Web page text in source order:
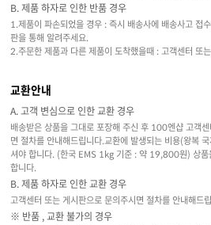
B. 제품 하자로 인한 반품 경우
1.제품이 파손되었을 경우 : 즉시 배송사에 배송사고 접
판을 통해 알려주세요.
2.주문한 제품과 다른 제품이 도착했을때 : 고객센터 또
교환안내
A. 고객 변심으로 인한 교환 경우
배송받은 상품을 그대로 포장해 주신 후 100엔샵 고객
면 절차를 안내해드립니다.교환에 발생되는 비용(왕복
셔야 합니다. (한국 EMS 1kg 기준 : 약 19,800원) 상품
합니다.
B. 제품 하자로 인한 교환 경우
고객센터 또는 게시판으로 문의주시면 절차를 안내해드
※ 반품 , 교환 불가의 경우